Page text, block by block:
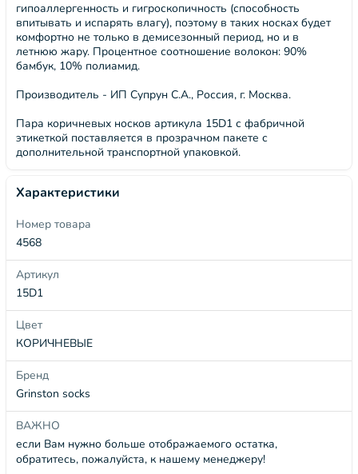
гипоаллергенность и гигроскопичность (способность
впитывать и испарять влагу), поэтому в таких носках будет
комфортно не только в демисезонный период, но и в
летнюю жару. Процентное соотношение волокон: 90%
бамбук, 10% полиамид.
Производитель - ИП Супрун С.А., Россия, г. Москва.
Пара коричневых носков артикула 15D1 с фабричной
этикеткой поставляется в прозрачном пакете с
дополнительной транспортной упаковкой.
Характеристики
Номер товара
4568
Артикул
15D1
Цвет
КОРИЧНЕВЫЕ
Бренд
Grinston socks
ВАЖНО
если Вам нужно больше отображаемого остатка,
обратитесь, пожалуйста, к нашему менеджеру!